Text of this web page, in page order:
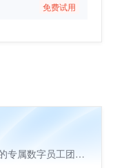
免费试用
一键部署开源 AI 智能体，打造自主干活的专属数字员工团队。